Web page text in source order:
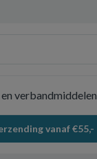
verbandmiddelen
vanaf €55,-